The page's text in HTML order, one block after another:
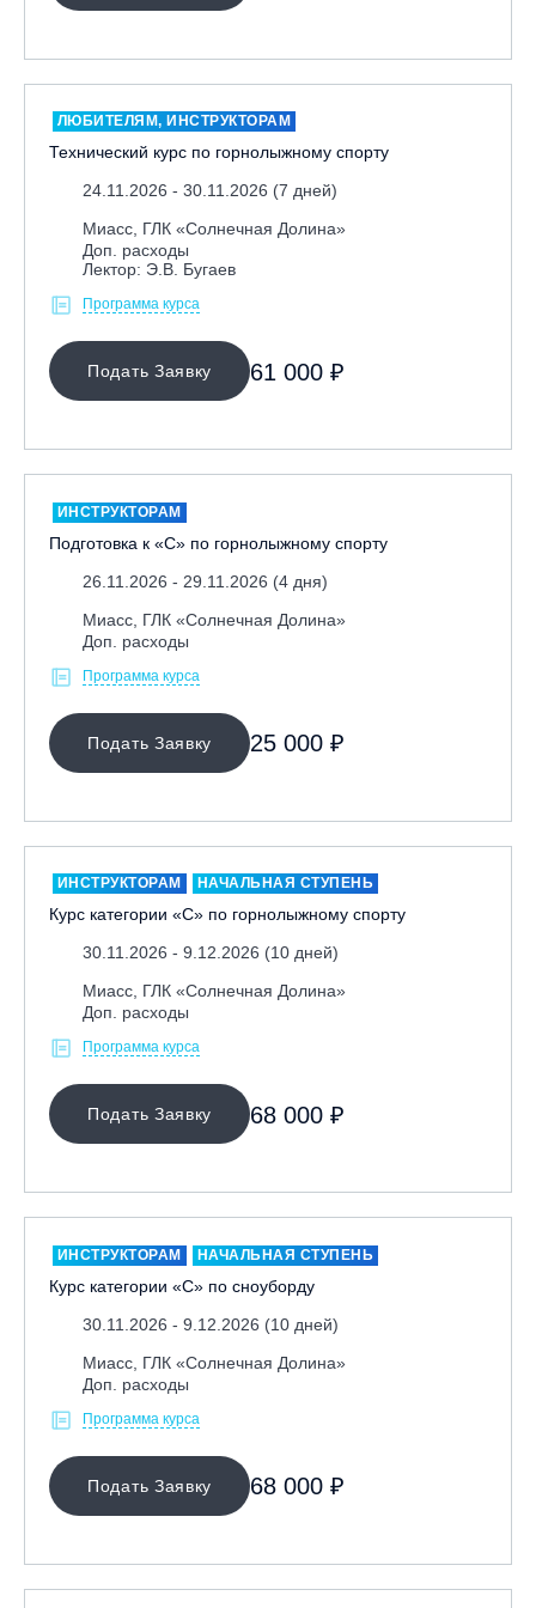
Москва, СК «Кант»
Москва, СЭК «Лата Трэк»
Московская обл., ВГК «Лисья Гора»
Московская обл., ГК Леонида Тягачёва
Московская обл., ГЛК «Красная Горка»
Московская обл., п. Чулково, ГК «Гая Северина»
Московская обл., Сергиев Посад, вейк парк Boardberry
Нижегородская обл., СК «Хабарское»
Приморский край, ГЛК «Медвежья Долина»
Республика Башкортостан., с. Новоабзаково, ГЛЦ
Санкт-Петербург, Всесезонный курорт «Игора»
Санкт-Петербург, Скейт-парк под мостом Бетанкура
Сочи, ГТЦ «Газпром»
Узбекистан, ГКЛЦ «Amirsoy»
Уфа,СШОР ПО БИАТЛОНУ РБ
Челябинская обл., Миасс, Вейк-клуб «Мастер»
Чусовой, ГК «Такман»
Южно-Сахалинск, СТК «Горный воздух»
Ярославль, СП «Изгиб»
ОЧИСТИТЬ ФИЛЬТР
ЛЮБИТЕЛЯМ, ИНСТРУКТОРАМ
Технический курс по горнолыжному спорту
24.11.2026 - 30.11.2026 (7 дней)
Миасс, ГЛК «Солнечная Долина»
Доп. расходы
Лектор: Э.В. Бугаев
Программа курса
Подать Заявку 61 000 ₽
ИНСТРУКТОРАМ
Подготовка к «С» по горнолыжному спорту
26.11.2026 - 29.11.2026 (4 дня)
Миасс, ГЛК «Солнечная Долина»
Доп. расходы
Программа курса
Подать Заявку 25 000 ₽
ИНСТРУКТОРАМ НАЧАЛЬНАЯ СТУПЕНЬ
Курс категории «С» по горнолыжному спорту
30.11.2026 - 9.12.2026 (10 дней)
Миасс, ГЛК «Солнечная Долина»
Доп. расходы
Программа курса
Подать Заявку 68 000 ₽
ИНСТРУКТОРАМ НАЧАЛЬНАЯ СТУПЕНЬ
Курс категории «С» по сноуборду
30.11.2026 - 9.12.2026 (10 дней)
Миасс, ГЛК «Солнечная Долина»
Доп. расходы
Программа курса
Подать Заявку 68 000 ₽